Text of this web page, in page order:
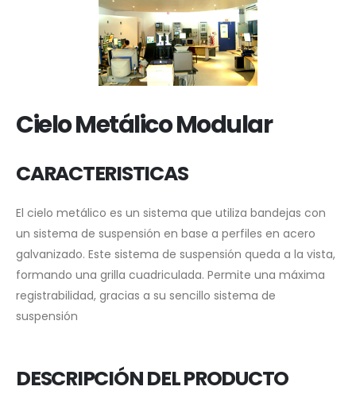
Cielo Metálico Modular
CARACTERISTICAS
El cielo metálico es un sistema que utiliza bandejas con
un sistema de suspensión en base a perfiles en acero
galvanizado. Este sistema de suspensión queda a la vista,
formando una grilla cuadriculada. Permite una máxima
registrabilidad, gracias a su sencillo sistema de
suspensión
DESCRIPCIÓN DEL PRODUCTO